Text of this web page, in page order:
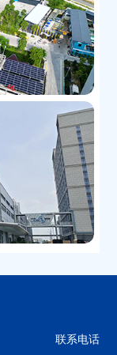
联系电话